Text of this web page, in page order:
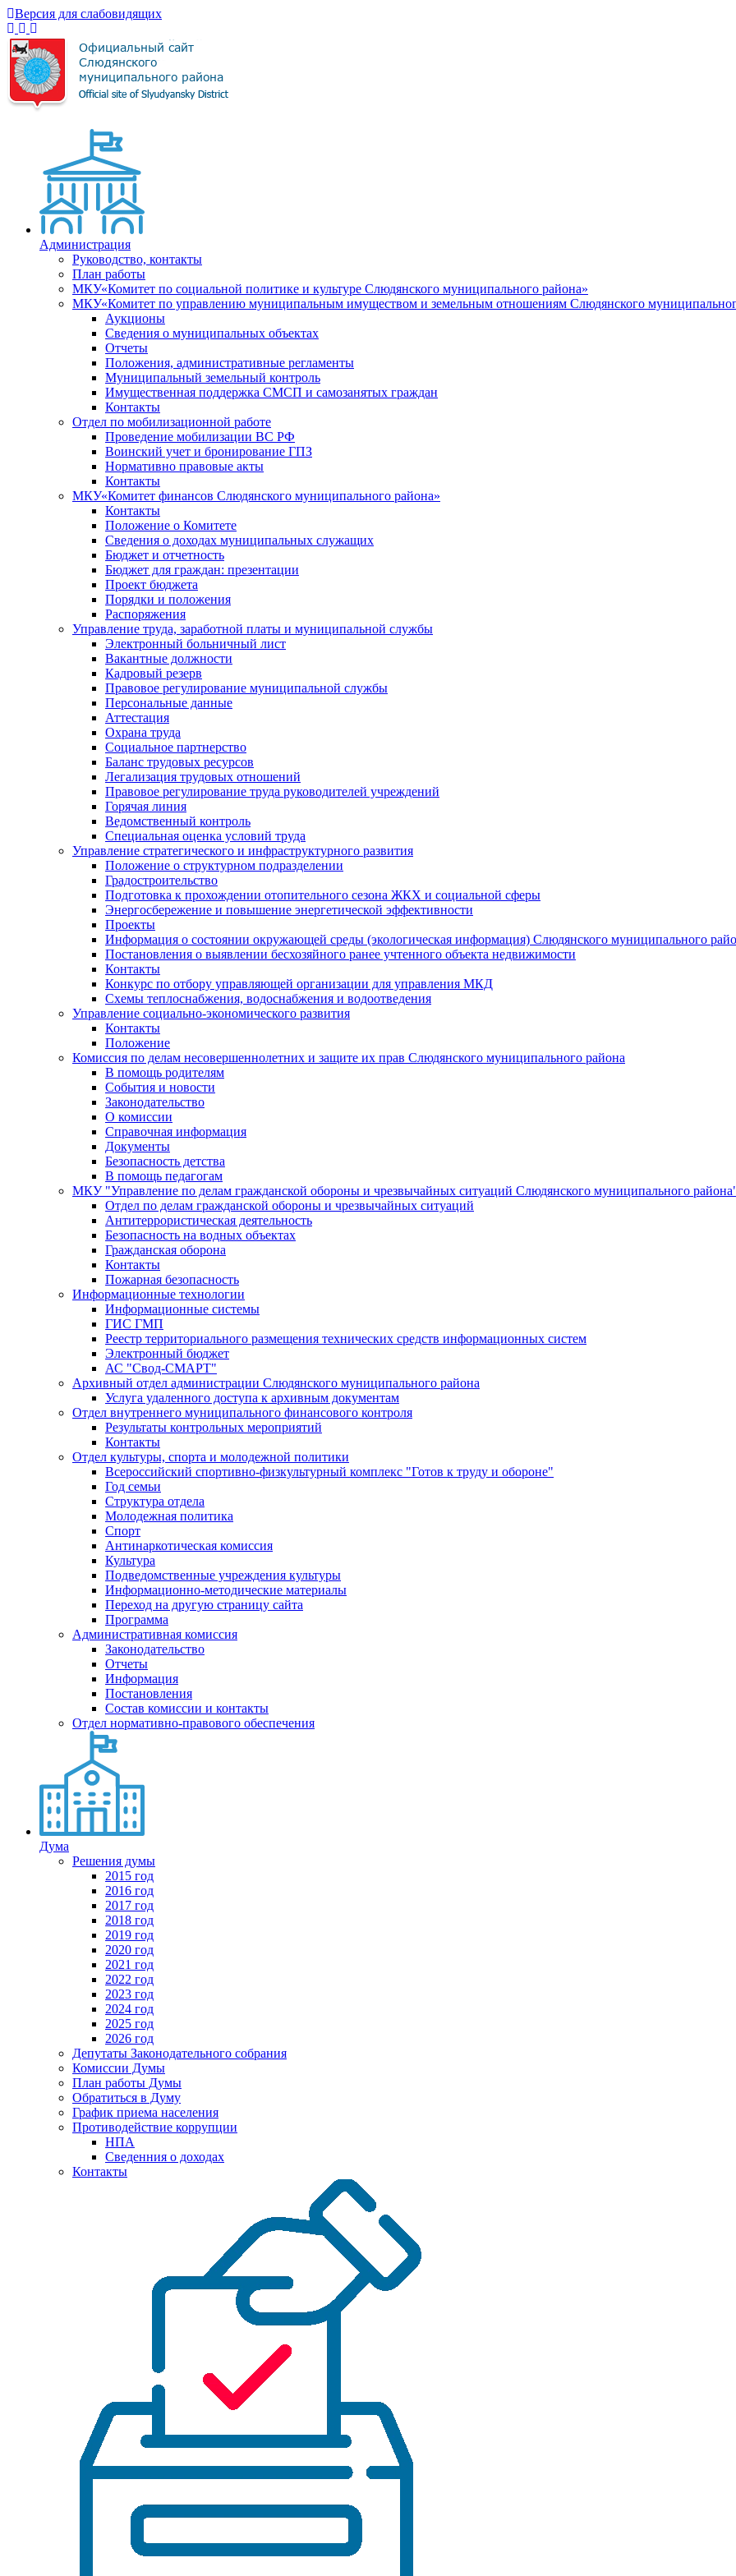
Версия для слабовидящих
Администрация
Руководство, контакты
План работы
МКУ«Комитет по социальной политике и культуре Слюдянского муниципального района»
МКУ«Комитет по управлению муниципальным имуществом и земельным отношениям Слюдянского
Аукционы
Сведения о муниципальных объектах
Отчеты
Положения, административные регламенты
Муниципальный земельный контроль
Имущественная поддержка СМСП и самозанятых граждан
Контакты
Отдел по мобилизационной работе
Проведение мобилизации ВС РФ
Воинский учет и бронирование ГПЗ
Нормативно правовые акты
Контакты
МКУ«Комитет финансов Слюдянского муниципального района»
Контакты
Положение о Комитете
Сведения о доходах муниципальных служащих
Бюджет и отчетность
Бюджет для граждан: презентации
Проект бюджета
Порядки и положения
Распоряжения
Управление труда, заработной платы и муниципальной службы
Электронный больничный лист
Вакантные должности
Кадровый резерв
Правовое регулирование муниципальной службы
Персональные данные
Аттестация
Охрана труда
Социальное партнерство
Баланс трудовых ресурсов
Легализация трудовых отношений
Правовое регулирование труда руководителей учреждений
Горячая линия
Ведомственный контроль
Специальная оценка условий труда
Управление стратегического и инфраструктурного развития
Положение о структурном подразделении
Градостроительство
Подготовка к прохождении отопительного сезона ЖКХ и социальной сферы
Энергосбережение и повышение энергетической эффективности
Проекты
Информация о состоянии окружающей среды (экологическая информация) Слюдянского муниципального
Постановления о выявлении бесхозяйного ранее учтенного объекта недвижимости
Контакты
Конкурс по отбору управляющей организации для управления МКД
Схемы теплоснабжения, водоснабжения и водоотведения
Управление социально-экономического развития
Контакты
Положение
Комиссия по делам несовершеннолетних и защите их прав Слюдянского муниципального района
В помощь родителям
События и новости
Законодательство
О комиссии
Справочная информация
Документы
Безопасность детства
В помощь педагогам
МКУ "Управление по делам гражданской обороны и чрезвычайных ситуаций Слюдянского муниципального
Отдел по делам гражданской обороны и чрезвычайных ситуаций
Антитеррористическая деятельность
Безопасность на водных объектах
Гражданская оборона
Контакты
Пожарная безопасность
Информационные технологии
Информационные системы
ГИС ГМП
Реестр территориального размещения технических средств информационных систем
Электронный бюджет
АС "Свод-СМАРТ"
Архивный отдел администрации Слюдянского муниципального района
Услуга удаленного доступа к архивным документам
Отдел внутреннего муниципального финансового контроля
Результаты контрольных мероприятий
Контакты
Отдел культуры, спорта и молодежной политики
Всероссийский спортивно-физкультурный комплекс "Готов к труду и обороне"
Год семьи
Структура отдела
Молодежная политика
Спорт
Антинаркотическая комиссия
Культура
Подведомственные учреждения культуры
Информационно-методические материалы
Переход на другую страницу сайта
Программа
Административная комиссия
Законодательство
Отчеты
Информация
Постановления
Состав комиссии и контакты
Отдел нормативно-правового обеспечения
Дума
Решения думы
2015 год
2016 год
2017 год
2018 год
2019 год
2020 год
2021 год
2022 год
2023 год
2024 год
2025 год
2026 год
Депутаты Законодательного собрания
Комиссии Думы
План работы Думы
Обратиться в Думу
График приема населения
Противодействие коррупции
НПА
Сведенния о доходах
Контакты